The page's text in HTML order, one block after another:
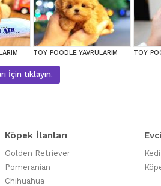
TOY POODLE YAVRULARIM TOY
İçin tıklayın.
Köpek İlanları
Golden Retriever
Pomeranian
Chihuahua